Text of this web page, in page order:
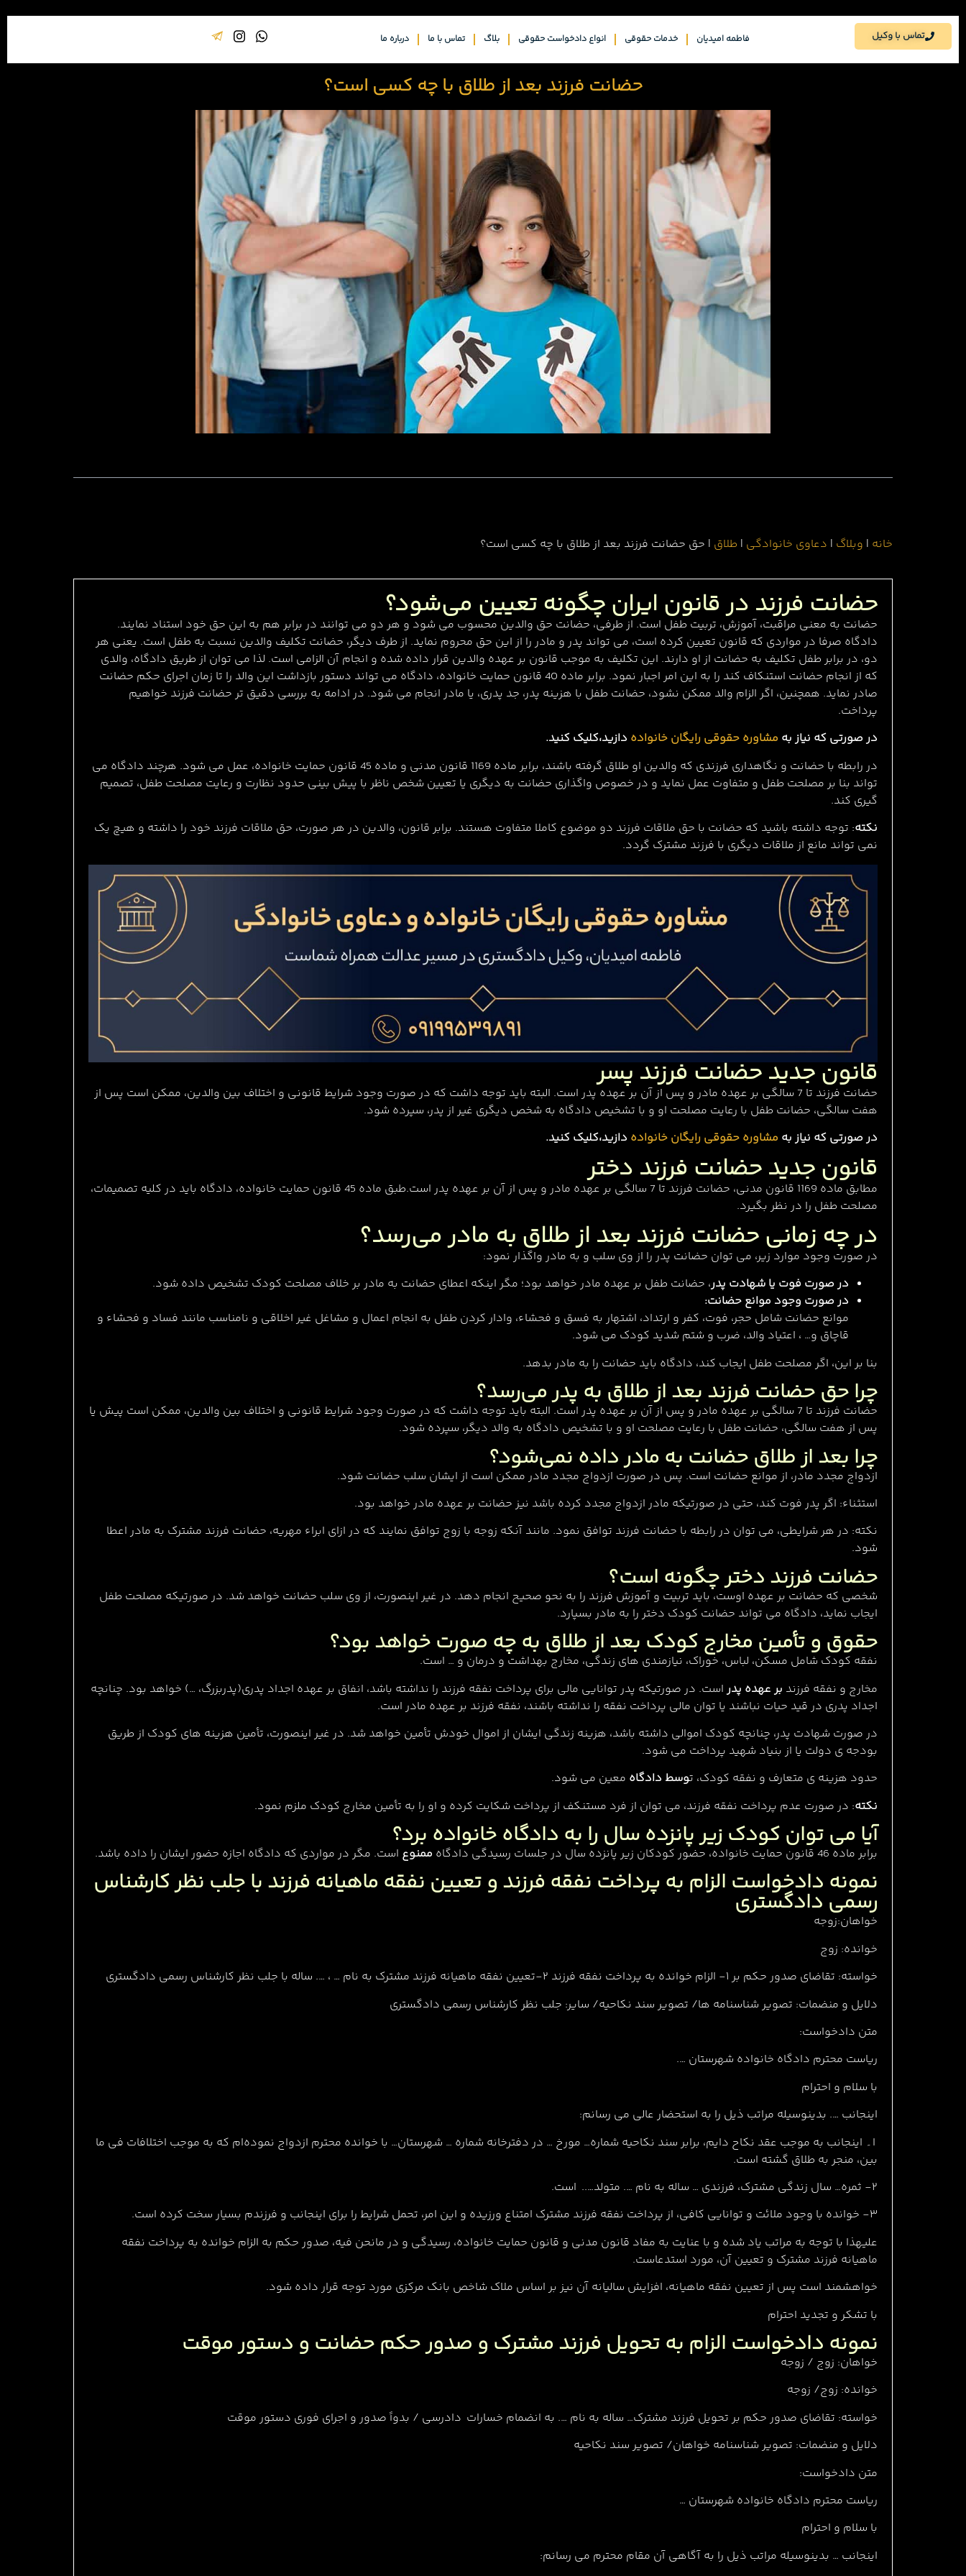
تماس با وکیل فاطمه امیدیان خدمات حقوقی انواع دادخواست حقوقی بلاگ تماس با ما درباره ما
حضانت فرزند بعد از طلاق با چه کسی است؟
خانه | وبلاگ | دعاوی خانوادگی | طلاق | حق حضانت فرزند بعد از طلاق با چه کسی است؟
حضانت فرزند در قانون ایران چگونه تعیین می‌شود؟
حضانت به معنی مراقبت، آموزش، تربیت طفل است. از طرفی، حضانت حق والدین محسوب می شود و هر دو می توانند در برابر هم به این حق خود استناد نمایند.
دادگاه صرفا در مواردی که قانون تعیین کرده است، می تواند پدر و مادر را از این حق محروم نماید. از طرف دیگر، حضانت تکلیف والدین نسبت به طفل است. یعنی هر
دو، در برابر طفل تکلیف به حضانت از او دارند. این تکلیف به موجب قانون بر عهده والدین قرار داده شده و انجام آن الزامی است. لذا می توان از طریق دادگاه، والدی
که از انجام حضانت استنکاف کند را به این امر اجبار نمود. برابر ماده 40 قانون حمایت خانواده، دادگاه می تواند دستور بازداشت این والد را تا زمان اجرای حکم حضانت
صادر نماید. همچنین، اگر الزام والد ممکن نشود، حضانت طفل با هزینه پدر، جد پدری، یا مادر انجام می شود. در ادامه به بررسی دقیق تر حضانت فرزند خواهیم
پرداخت.
در صورتی که نیاز به مشاوره حقوقی رایگان خانواده دازید،کلیک کنید.
در رابطه با حضانت و نگاهداری فرزندی که والدین او طلاق گرفته باشند، برابر ماده 1169 قانون مدنی و ماده 45 قانون حمایت خانواده، عمل می شود. هرچند دادگاه می
تواند بنا بر مصلحت طفل و متفاوت عمل نماید و در خصوص واگذاری حضانت به دیگری یا تعیین شخص ناظر با پیش بینی حدود نظارت و رعایت مصلحت طفل، تصمیم
گیری کند.
نکته: توجه داشته باشید که حضانت با حق ملاقات فرزند دو موضوع کاملا متفاوت هستند. برابر قانون، والدین در هر صورت، حق ملاقات فرزند خود را داشته و هیچ یک
نمی تواند مانع از ملاقات دیگری با فرزند مشترک گردد.
قانون جدید حضانت فرزند پسر
حضانت فرزند تا 7 سالگی بر عهده مادر و پس از آن بر عهده پدر است. البته باید توجه داشت که در صورت وجود شرایط قانونی و اختلاف بین والدین، ممکن است پس از
هفت سالگی، حضانت طفل با رعایت مصلحت او و با تشخیص دادگاه به شخص دیگری غیر از پدر، سپرده شود.
در صورتی که نیاز به مشاوره حقوقی رایگان خانواده دازید،کلیک کنید.
قانون جدید حضانت فرزند دختر
مطابق ماده 1169 قانون مدنی، حضانت فرزند تا 7 سالگی بر عهده مادر و پس از آن بر عهده پدر است.طبق ماده 45 قانون حمایت خانواده، دادگاه باید در کلیه تصمیمات،
مصلحت طفل را در نظر بگیرد.
در چه زمانی حضانت فرزند بعد از طلاق به مادر می‌رسد؟
در صورت وجود موارد زیر، می توان حضانت پدر را از وی سلب و به مادر واگذار نمود:
در صورت فوت یا شهادت پدر، حضانت طفل بر عهده مادر خواهد بود؛ مگر اینکه اعطای حضانت به مادر بر خلاف مصلحت کودک تشخیص داده شود.
در صورت وجود موانع حضانت:
موانع حضانت شامل حجر، فوت، کفر و ارتداد، اشتهار به فسق و فحشاء، وادار کردن طفل به انجام اعمال و مشاغل غیر اخلاقی و نامناسب مانند فساد و فحشاء و
قاچاق و… ، اعتیاد والد، ضرب و شتم شدید کودک می شود.
بنا بر این، اگر مصلحت طفل ایجاب کند، دادگاه باید حضانت را به مادر بدهد.
چرا حق حضانت فرزند بعد از طلاق به پدر می‌رسد؟
حضانت فرزند تا 7 سالگی بر عهده مادر و پس از آن بر عهده پدر است. البته باید توجه داشت که در صورت وجود شرایط قانونی و اختلاف بین والدین، ممکن است پیش یا
پس از هفت سالگی، حضانت طفل با رعایت مصلحت او و با تشخیص دادگاه به والد دیگر، سپرده شود.
چرا بعد از طلاق حضانت به مادر داده نمی‌شود؟
ازدواج مجدد مادر، از موانع حضانت است. پس در صورت ازدواج مجدد مادر ممکن است از ایشان سلب حضانت شود.
استثناء: اگر پدر فوت کند، حتی در صورتیکه مادر ازدواج مجدد کرده باشد نیز حضانت بر عهده مادر خواهد بود.
نکته: در هر شرایطی، می توان در رابطه با حضانت فرزند توافق نمود. مانند آنکه زوجه با زوج توافق نمایند که در ازای ابراء مهریه، حضانت فرزند مشترک به مادر اعطا
شود.
حضانت فرزند دختر چگونه است؟
شخصی که حضانت بر عهده اوست، باید تربیت و آموزش فرزند را به نحو صحیح انجام دهد. در غیر اینصورت، از وی سلب حضانت خواهد شد. در صورتیکه مصلحت طفل
ایجاب نماید، دادگاه می تواند حضانت کودک دختر را به مادر بسپارد.
حقوق و تأمین مخارج کودک بعد از طلاق به چه صورت خواهد بود؟
نفقه کودک شامل مسکن، لباس، خوراک، نیازمندی های زندگی، مخارج بهداشت و درمان و … است.
مخارج و نفقه فرزند بر عهده پدراست. در صورتیکه پدر توانایی مالی برای پرداخت نفقه فرزند را نداشته باشد، انفاق بر عهده اجداد پدری(پدربزرگ، …) خواهد بود. چنانچه
اجداد پدری در قید حیات نباشند یا توان مالی پرداخت نفقه را نداشته باشند، نفقه فرزند بر عهده مادر است.
در صورت شهادت پدر، چنانچه کودک اموالی داشته باشد، هزینه زندگی ایشان از اموال خودش تأمین خواهد شد. در غیر اینصورت، تأمین هزینه های کودک از طریق
بودجه ی دولت یا از بنیاد شهید پرداخت می شود.
حدود هزینه ی متعارف و نفقه کودک، توسط دادگاه معین می شود.
نکته: در صورت عدم پرداخت نفقه فرزند، می توان از فرد مستنکف از پرداخت شکایت کرده و او را به تأمین مخارج کودک ملزم نمود.
آیا می توان کودک زیر پانزده سال را به دادگاه خانواده برد؟
برابر ماده 46 قانون حمایت خانواده، حضور کودکان زیر پانزده سال در جلسات رسیدگی دادگاه ممنوع است. مگر در مواردی که دادگاه اجازه حضور ایشان را داده باشد.
نمونه دادخواست الزام به پرداخت نفقه فرزند و تعیین نفقه ماهیانه فرزند با جلب نظر کارشناس
رسمی دادگستری
خواهان:زوجه
خوانده: زوج
خواسته: تقاضای صدور حکم بر ۱- الزام خوانده به پرداخت نفقه فرزند ۲-تعیین نفقه ماهیانه فرزند مشترک به نام … ، …. ساله با جلب نظر کارشناس رسمی دادگستری
دلایل و منضمات: تصویر شناسنامه ها/ تصویر سند نکاحیه/ سایر: جلب نظر کارشناس رسمی دادگستری
متن دادخواست:
ریاست محترم دادگاه خانواده شهرستان ….
با سلام و احترام
اینجانب …. بدینوسیله مراتب ذیل را به استحضار عالی می رسانم:
ا۔ اینجانب به موجب عقد نکاح دایم، برابر سند نکاحیه شماره… مورخ … در دفترخانه شماره … شهرستان… با خوانده محترم ازدواج نموده‌ام که به موجب اختلافات فی ما
بین، منجر به طلاق گشته است.
۲- ثمره… سال زندگی مشترک، فرزندی … ساله به نام …. متولد….. است.
۳- خوانده با وجود ملائت و توانایی کافی، از پرداخت نفقه فرزند مشترک امتناع ورزیده و این امر، تحمل شرایط را برای اینجانب و فرزندم بسیار سخت کرده است.
عليهذا با توجه به مراتب یاد شده و با عنایت به مفاد قانون مدنی و قانون حمایت خانواده، رسیدگی و در مانحن فيه، صدور حكم به الزام خوانده به پرداخت نفقه
ماهیانه فرزند مشترک و تعیین آن، مورد استدعاست.
خواهشمند است پس از تعیین نفقه ماهیانه، افزایش سالیانه آن نیز بر اساس ملاک شاخص بانک مرکزی مورد توجه قرار داده شود.
با تشکر و تجدید احترام
نمونه دادخواست الزام به تحویل فرزند مشترک و صدور حکم حضانت و دستور موقت
خواهان: زوج / زوجه
خوانده: زوج/ زوجه
خواسته: تقاضای صدور حکم بر تحویل فرزند مشترک… ساله به نام …. به انضمام خسارات دادرسی / بدواً صدور و اجرای فوری دستور موقت
دلایل و منضمات: تصویر شناسنامه خواهان/ تصویر سند نکاحیه
متن دادخواست:
ریاست محترم دادگاه خانواده شهرستان …
با سلام و احترام
اینجانب … بدینوسیله مراتب ذیل را به آگاهی آن مقام محترم می رسانم: